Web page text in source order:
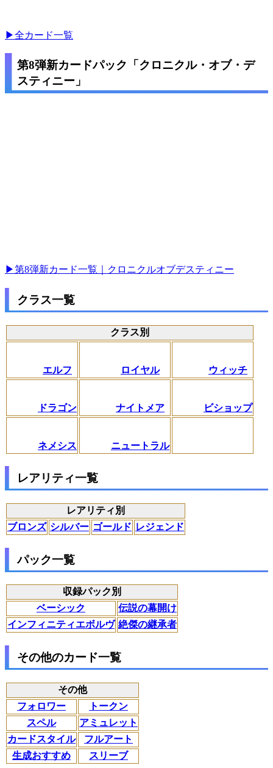
▶全カード一覧
第8弾新カードパック「クロニクル・オブ・デ
スティニー」
▶第8弾新カード一覧｜クロニクルオブデスティニー
クラス一覧
クラス別
エルフ ロイヤル ウィッチ
ドラゴン ナイトメア ビショップ
ネメシス ニュートラル
レアリティ一覧
レアリティ別
ブロンズ シルバー ゴールド レジェンド
パック一覧
収録パック別
ベーシック
伝説の幕開け
インフィニティエボルヴ 絶傑の継承者
その他のカード一覧
その他
フォロワー
トークン
スペル
アミュレット
カードスタイル
フルアート
生成おすすめ
スリーブ